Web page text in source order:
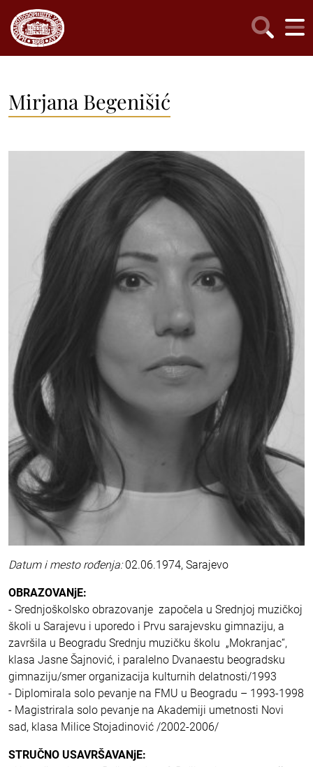
Mirjana Begenišić
Datum i mesto rođenja:02.06.1974, Sarajevo
OBRAZOVANjE:
- Srednjoškolsko obrazovanje započela u Srednjoj muzičkoj
školi u Sarajevu i uporedo i Prvu sarajevsku gimnaziju, a
završila u Beogradu Srednju muzičku školu „Mokranjac“,
klasa Jasne Šajnović, i paralelno Dvanaestu beogradsku
gimnaziju/smer organizacija kulturnih delatnosti/1993
- Diplomirala solo pevanje na FMU u Beogradu – 1993-1998
- Magistrirala solo pevanje na Akademiji umetnosti Novi
sad, klasa Milice Stojadinović /2002-2006/
STRUČNO USAVRŠAVANjE: